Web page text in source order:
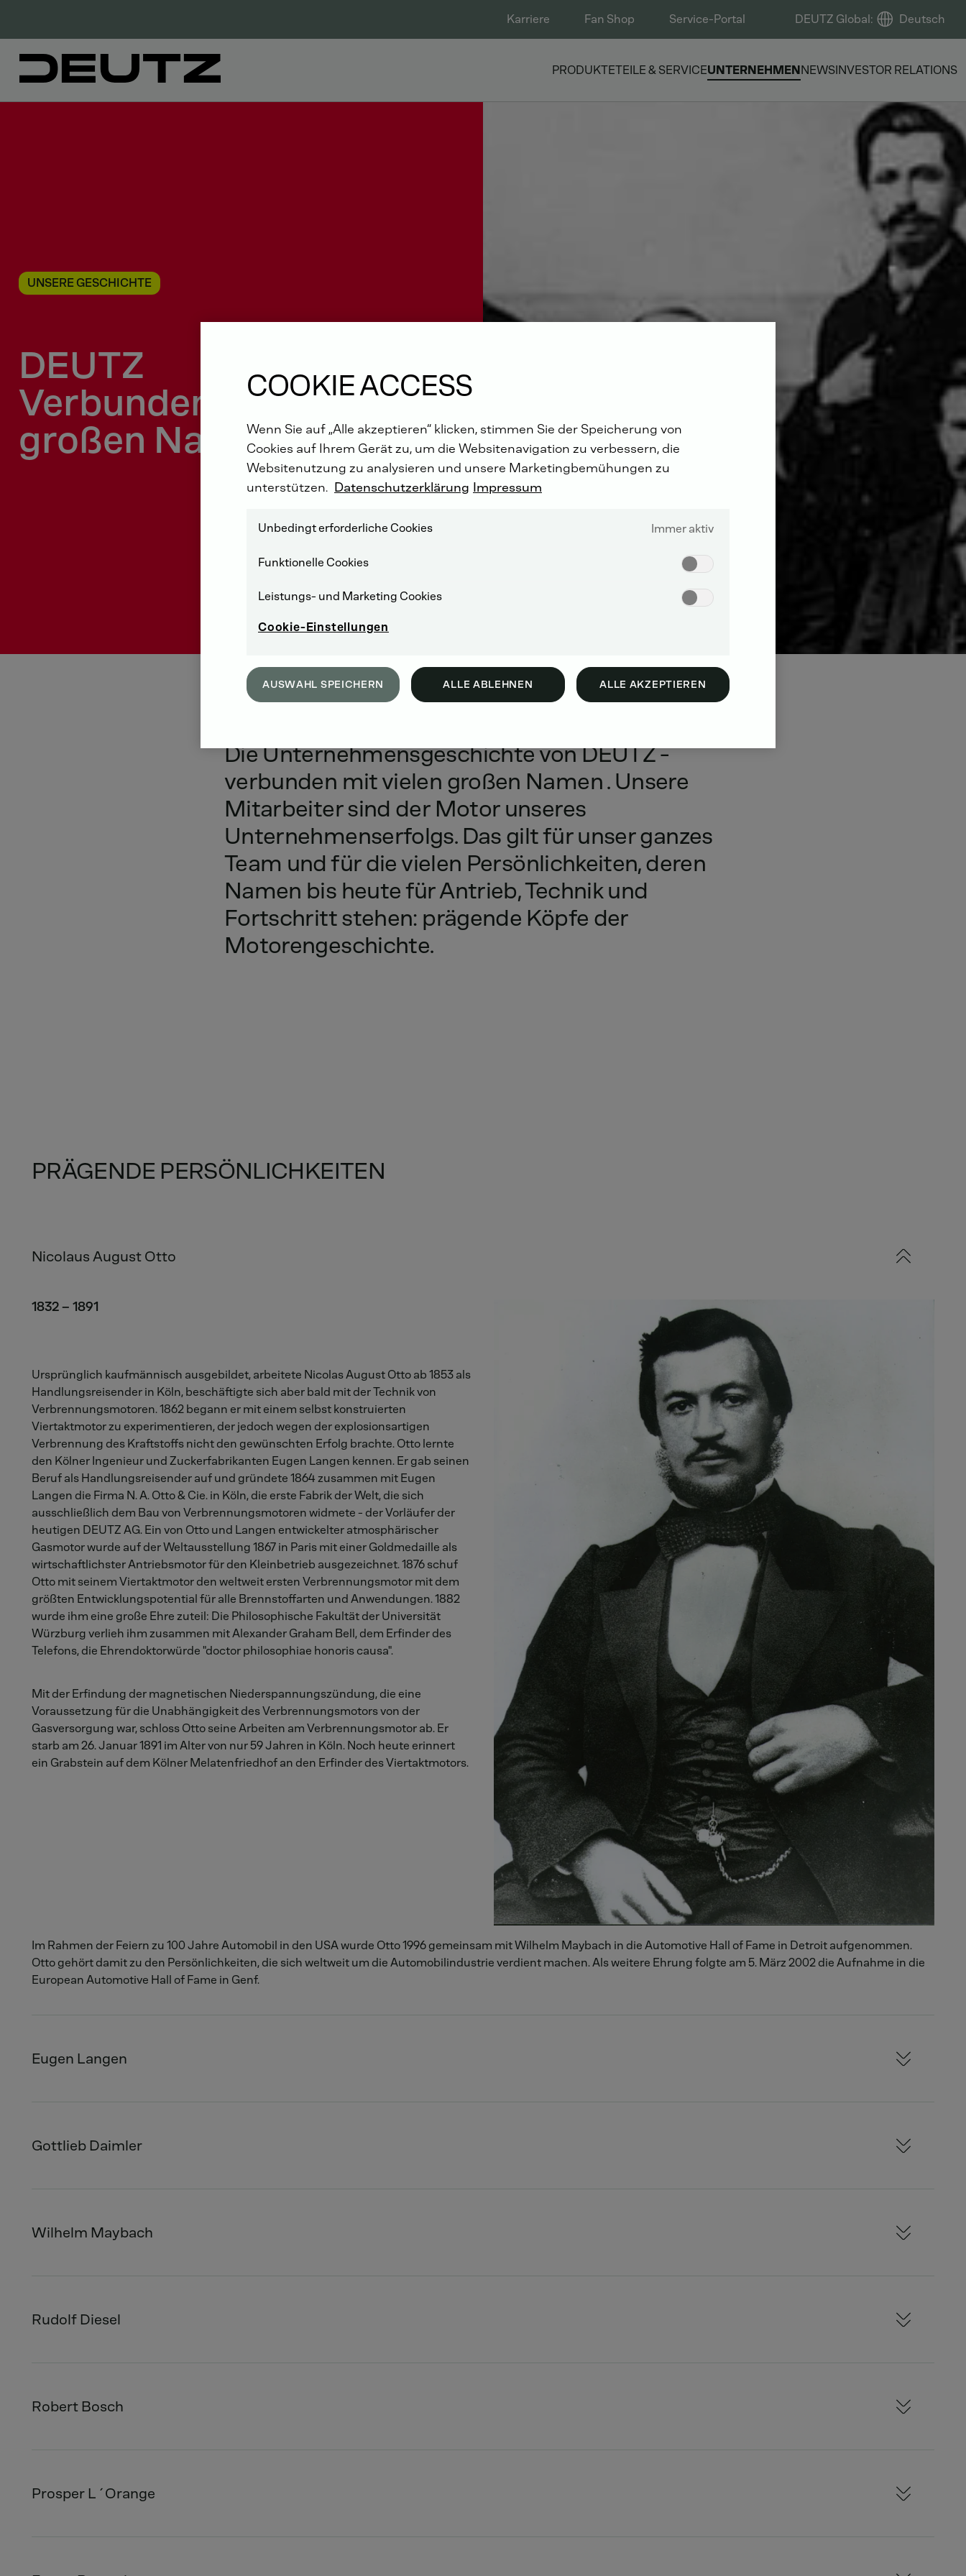
Karriere Fan Shop Service-Portal DEUTZ Global: Deutsch
PRODUKTETEILE & SERVICEUNTERNEHMENNEWSINVESTOR RELATIONS
UNSERE GESCHICHTE
DEUTZ
Verbunden mit
großen Namen
DieUnternehmensgeschichtevonDEUTZ-
verbunden mitvielen großen Namen. Unsere
Mitarbeitersind der Motor unseres
Unternehmenserfolgs. Das giltfür unserganzes
Team und für die vielen Persönlichkeiten,deren
Namen bis heutefürAntrieb,Technik und
Fortschrittstehen: prägende Köpfe der
Motorengeschichte.
PRÄGENDE PERSÖNLICHKEITEN
Nicolaus August Otto
1832 – 1891
Ursprünglich kaufmännisch ausgebildet, arbeitete Nicolas August Otto ab 1853 als
Handlungsreisender in Köln, beschäftigte sich aber bald mit der Technik von
Verbrennungsmotoren. 1862 begann er mit einem selbst konstruierten
Viertaktmotor zu experimentieren, der jedoch wegen der explosionsartigen
Verbrennung des Kraftstoffs nicht den gewünschten Erfolg brachte. Otto lernte
den Kölner Ingenieur und Zuckerfabrikanten Eugen Langen kennen. Er gab seinen
Beruf als Handlungsreisender auf und gründete 1864 zusammen mit Eugen
Langen die Firma N. A. Otto & Cie. in Köln, die erste Fabrik der Welt, die sich
ausschließlich dem Bau von Verbrennungsmotoren widmete - der Vorläufer der
heutigen DEUTZ AG. Ein von Otto und Langen entwickelter atmosphärischer
Gasmotor wurde auf der Weltausstellung 1867 in Paris mit einer Goldmedaille als
wirtschaftlichster Antriebsmotor für den Kleinbetrieb ausgezeichnet. 1876 schuf
Otto mit seinem Viertaktmotor den weltweit ersten Verbrennungsmotor mit dem
größten Entwicklungspotential für alle Brennstoffarten und Anwendungen. 1882
wurde ihm eine große Ehre zuteil: Die Philosophische Fakultät der Universität
Würzburg verlieh ihm zusammen mit Alexander Graham Bell, dem Erfinder des
Telefons, die Ehrendoktorwürde "doctor philosophiae honoris causa".
Mit der Erfindung der magnetischen Niederspannungszündung, die eine
Voraussetzung für die Unabhängigkeit des Verbrennungsmotors von der
Gasversorgung war, schloss Otto seine Arbeiten am Verbrennungsmotor ab. Er
starb am 26. Januar 1891 im Alter von nur 59 Jahren in Köln. Noch heute erinnert
ein Grabstein auf dem Kölner Melatenfriedhof an den Erfinder des Viertaktmotors.
Im Rahmen der Feiern zu 100 Jahre Automobil in den USA wurde Otto 1996 gemeinsam mit Wilhelm Maybach in die Automotive Hall of Fame in Detroit aufgenommen.
Otto gehört damit zu den Persönlichkeiten, die sich weltweit um die Automobilindustrie verdient machen. Als weitere Ehrung folgte am 5. März 2002 die Aufnahme in die
European Automotive Hall of Fame in Genf.
Eugen Langen
Gottlieb Daimler
Wilhelm Maybach
Rudolf Diesel
Robert Bosch
Prosper L´Orange
COOKIE ACCESS
Wenn Sie auf „Alle akzeptieren“ klicken, stimmen Sie der Speicherung von
Cookies auf Ihrem Gerät zu, um die Websitenavigation zu verbessern, die
Websitenutzung zu analysieren und unsere Marketingbemühungen zu
unterstützen. Datenschutzerklärung Impressum
Unbedingt erforderliche Cookies Immer aktiv
Funktionelle Cookies
Leistungs- und Marketing Cookies
Cookie-Einstellungen
AUSWAHL SPEICHERN ALLE ABLEHNEN ALLE AKZEPTIEREN